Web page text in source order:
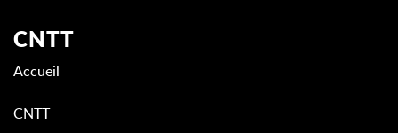
CNTT
Accueil
CNTT